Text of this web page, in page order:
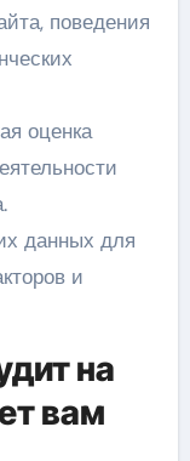
поведения
оценка
данных для
и
на
вам